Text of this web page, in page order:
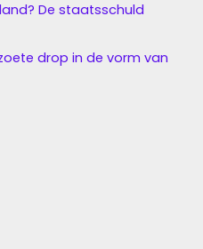
De staatsschuld
drop in de vorm van